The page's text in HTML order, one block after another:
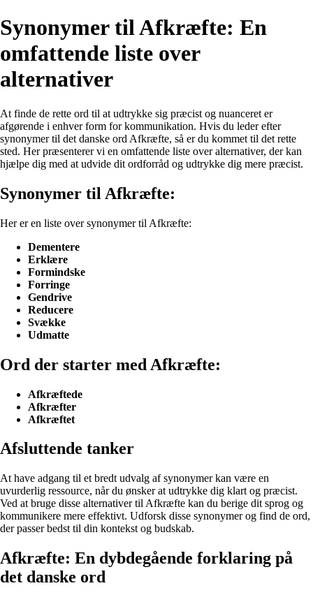
Synonymer til Afkræfte: En
omfattende liste over
alternativer
At finde de rette ord til at udtrykke sig præcist og nuanceret er
afgørende i enhver form for kommunikation. Hvis du leder efter
synonymer til det danske ord Afkræfte, så er du kommet til det rette
sted. Her præsenterer vi en omfattende liste over alternativer, der kan
hjælpe dig med at udvide dit ordforråd og udtrykke dig mere præcist.
Synonymer til Afkræfte:
Her er en liste over synonymer til Afkræfte:
Dementere
Erklære
Formindske
Forringe
Gendrive
Reducere
Svække
Udmatte
Ord der starter med Afkræfte:
Afkræftede
Afkræfter
Afkræftet
Afsluttende tanker
At have adgang til et bredt udvalg af synonymer kan være en
uvurderlig ressource, når du ønsker at udtrykke dig klart og præcist.
Ved at bruge disse alternativer til Afkræfte kan du berige dit sprog og
kommunikere mere effektivt. Udforsk disse synonymer og find de ord,
der passer bedst til din kontekst og budskab.
Afkræfte: En dybdegående forklaring på
det danske ord